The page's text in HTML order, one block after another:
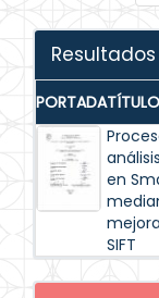
PORTADATÍTULO
en
SIFT